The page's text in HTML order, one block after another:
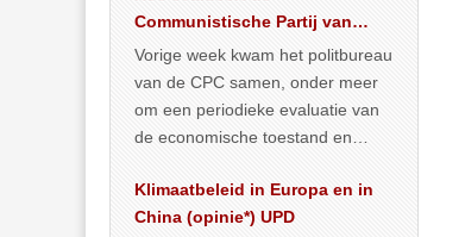
Communistische Partij van
China de economische
situatie?
Vorige week kwam het politbureau
van de CPC samen, onder meer
om een periodieke evaluatie van
de economische toestand en
publiceerden… >> lees meer
Klimaatbeleid in Europa en in
China (opinie*) UPD